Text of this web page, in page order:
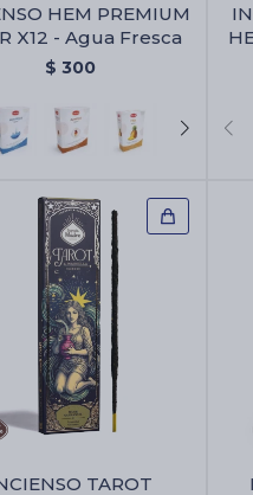
HEM PREMIUM
X12 - Agua Fresca
$ 300
TAROT